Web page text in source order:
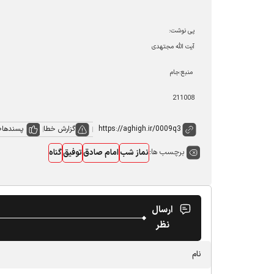
پی نوشت:
آیت الله مجتهدی
منبع:جام
211008
گزارش خطا پسندها
برچسب ها:نماز شبامام صادقتوفیقگناه
ارسال
نظر